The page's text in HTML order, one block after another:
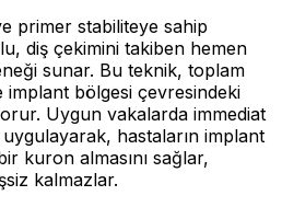
primer stabiliteye sahip
diş çekimini takiben hemen
sunar. Bu teknik, toplam
implant bölgesi çevresindeki
Uygun vakalarda immediat
hastaların implant
kuron almasını sağlar,
kalmazlar.